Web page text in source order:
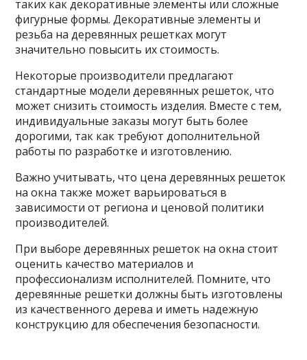
таких как декоративные элементы или сложные
фигурные формы. Декоративные элементы и
резьба на деревянных решетках могут
значительно повысить их стоимость.
Некоторые производители предлагают
стандартные модели деревянных решеток, что
может снизить стоимость изделия. Вместе с тем,
индивидуальные заказы могут быть более
дорогими, так как требуют дополнительной
работы по разработке и изготовлению.
Важно учитывать, что цена деревянных решеток
на окна также может варьироваться в
зависимости от региона и ценовой политики
производителей.
При выборе деревянных решеток на окна стоит
оценить качество материалов и
профессионализм исполнителей. Помните, что
деревянные решетки должны быть изготовлены
из качественного дерева и иметь надежную
конструкцию для обеспечения безопасности.